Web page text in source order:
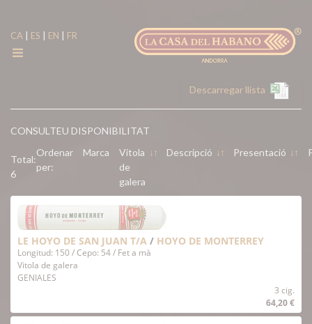
CA | ES | EN | FR
Descarregar llista
CONSULTEU DISPONIBILITAT
Total:
6
Ordenar
per:
Marca ↓↑
Vitola
de
galera
↓↑
Descripció ↓↑
Presentació
LE HOYO DE SAN JUAN T/A / HOYO DE MONTERREY
Longitud: 150 / Cepo: 54 / Fet a mà
Vitola de galera
GENIALES
3 cig.
64,20 €